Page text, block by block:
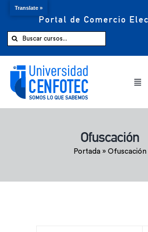
Portal de Comercio
Buscar:
Comprar ahora
Ofuscación
Portada» Ofuscación
Translate »